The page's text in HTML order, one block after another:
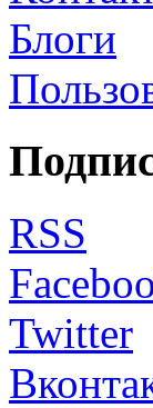
Блоги
RSS
Twitter